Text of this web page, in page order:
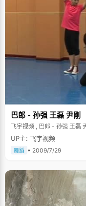
巴郎 - 孙强 王磊 尹刚
飞宇视频 , 巴郎 - 孙强 王磊
UP主: 飞宇视频
舞蹈 • 2009/7/29